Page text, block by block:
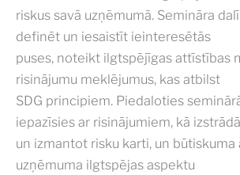
riskus savā uzņēmumā. Semināra
definēt un iesaistīt ieinteresētās
puses, noteikt ilgtspējīgas attīstības
risinājumu meklējumus, kas atbilst
SDG principiem. Piedaloties
iepazīsies ar risinājumiem, kā
un izmantot risku karti, un būtiskuma
uzņēmuma ilgtspējas aspektu